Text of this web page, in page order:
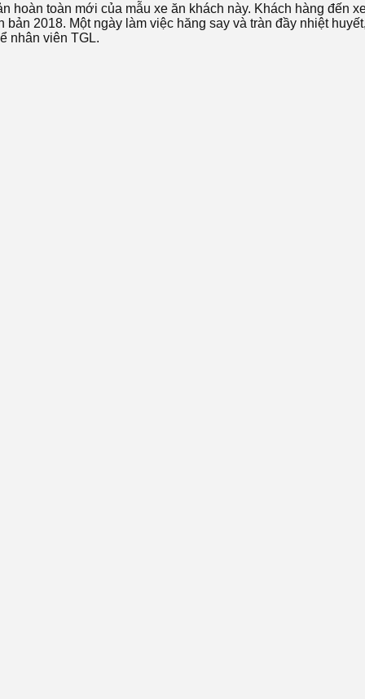
hoàn toàn mới của mẫu xe ăn khách này. Khách hàng đến
2018. Một ngày làm việc hăng say và tràn đầy nhiệt
nhân viên TGL.